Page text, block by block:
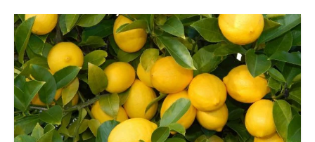
دانستنی‌ها
بازی
طنز
فال
مسابقه
اخبار